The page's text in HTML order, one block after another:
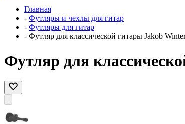
Главная
- Футляры и чехлы для гитар
- Футляры для гитар
- Футляр для классической гитары Jakob
Футляр для